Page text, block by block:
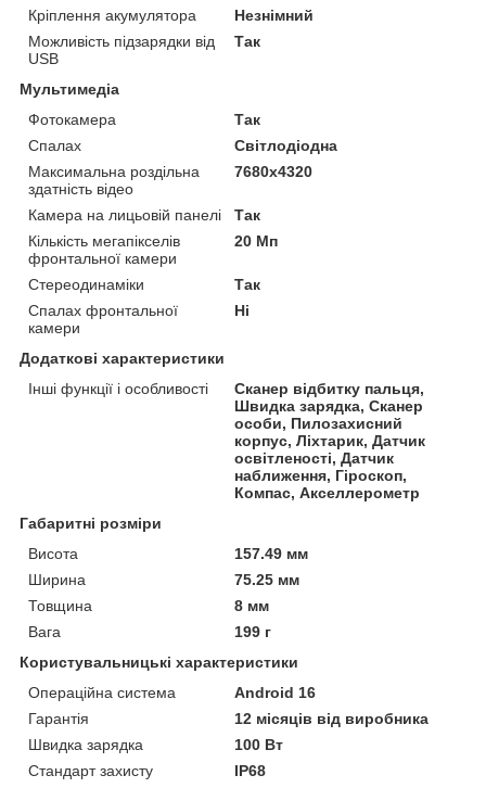
Кріплення акумулятора
Незнімний
Можливість підзарядки від
USB
Так
Мультимедіа
Фотокамера
Так
Спалах
Світлодіодна
Максимальна роздільна
здатність відео
7680x4320
Камера на лицьовій панелі
Так
Кількість мегапікселів
фронтальної камери
20 Мп
Стереодинаміки
Так
Спалах фронтальної
камери
Ні
Додаткові характеристики
Інші функції і особливості
Сканер відбитку пальця,
Швидка зарядка, Сканер
особи, Пилозахисний
корпус, Ліхтарик, Датчик
освітленості, Датчик
наближення, Гіроскоп,
Компас, Акселлерометр
Габаритні розміри
Висота
157.49 мм
Ширина
75.25 мм
Товщина
8 мм
Вага
199 г
Користувальницькі характеристики
Операційна система
Android 16
Гарантія
12 місяців від виробника
Швидка зарядка
100 Вт
Стандарт захисту
IP68